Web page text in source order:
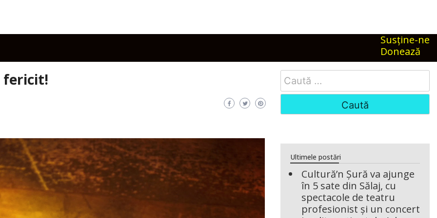
Susţine-ne
Donează
fericit!
Search
for:
Ultimele postări
Cultură’n Șură va ajunge
în 5 sate din Sălaj, cu
spectacole de teatru
profesionist și un concert